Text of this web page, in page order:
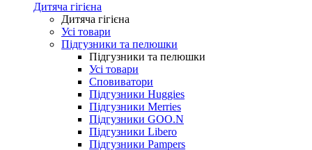
Дитяча гігієна
Дитяча гігієна
Усі товари
Підгузники та пелюшки
Підгузники та пелюшки
Усі товари
Сповиватори
Підгузники Huggies
Підгузники Merries
Підгузники GOO.N
Підгузники Libero
Підгузники Pampers